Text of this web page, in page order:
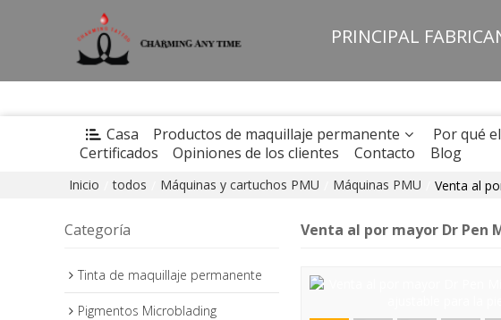
PRINCIPAL
Casa Productos de maquillaje permanente Por qué
Certificados
Opiniones de los clientes Contacto Blog
Inicio todos Máquinas y cartuchos PMU Máquinas PMU Venta al
Categoría
Tinta de maquillaje permanente
Pigmentos Microblading
Venta al por mayor Dr Pen